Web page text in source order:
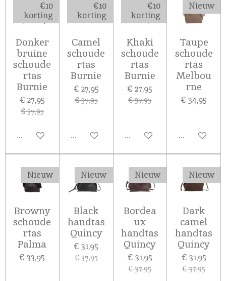
€10
korting
Donker
bruine
schoude
rtas
Burnie
€ 27,95
€ 37,95
In winkelwagen
€10
korting
Camel
schoude
rtas
Burnie
€ 27,95
€ 37,95
In winkelwagen
€10
korting
Khaki
schoude
rtas
Burnie
€ 27,95
€ 37,95
In winkelwagen
Nieuw
Taupe
schoude
rtas
Melbou
rne
€ 34,95
In
Nieuw
Browny
schoude
rtas
Palma
€ 33,95
Nieuw
Black
handtas
Quincy
€ 31,95
€ 37,95
Nieuw
Bordea
ux
handtas
Quincy
€ 31,95
€ 37,95
Nieuw
Dark
camel
handtas
Quincy
€ 31,95
€ 37,95